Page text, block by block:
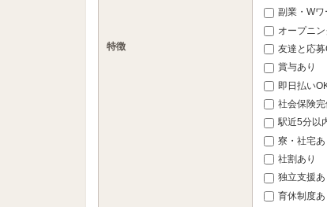
特徴
副業・Wワ
オープニ
友達と応募
賞与あり
即日払い
社会保険完
駅近5分以
寮・社宅あ
社割あり
独立支援あ
育休制度あ